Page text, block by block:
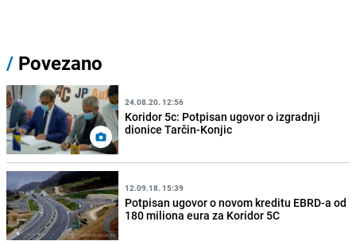
/ Povezano
24.08.20. 12:56
Koridor 5c: Potpisan ugovor o izgradnji
dionice Tarčin-Konjic
12.09.18. 15:39
Potpisan ugovor o novom kreditu EBRD-a od
180 miliona eura za Koridor 5C